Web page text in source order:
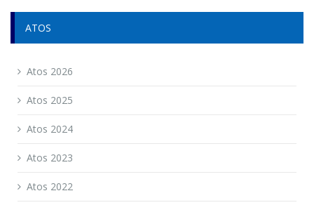
ATOS
Atos 2026
Atos 2025
Atos 2024
Atos 2023
Atos 2022